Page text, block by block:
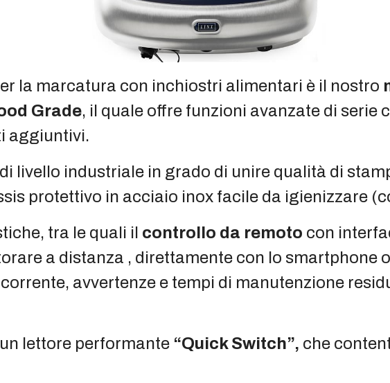
la marcatura con inchiostri alimentari è il nostro
Grade, il quale offre funzioni avanzate di serie
aggiuntivi.
livello industriale in grado di unire qualità di
protettivo in acciaio inox facile da igienizzare
tra le quali il controllo da remoto con
a distanza , direttamente con lo smartphone
avvertenze e tempi di manutenzione
lettore performante “Quick Switch”, che